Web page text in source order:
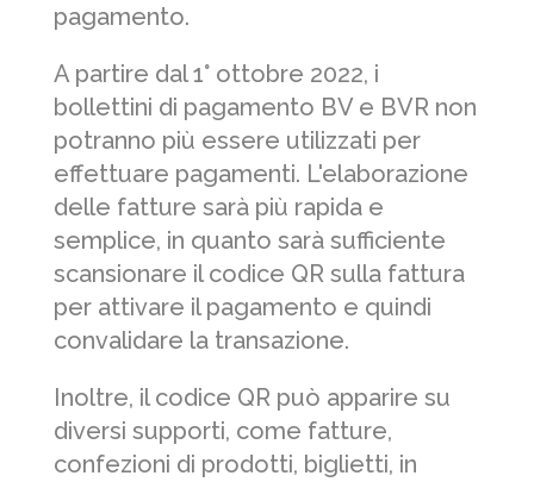
pagamento.
A partire dal 1° ottobre 2022, i
bollettini di pagamento BV e BVR non
potranno più essere utilizzati per
effettuare pagamenti. L'elaborazione
delle fatture sarà più rapida e
semplice, in quanto sarà sufficiente
scansionare il codice QR sulla fattura
per attivare il pagamento e quindi
convalidare la transazione.
Inoltre, il codice QR può apparire su
diversi supporti, come fatture,
confezioni di prodotti, biglietti, in